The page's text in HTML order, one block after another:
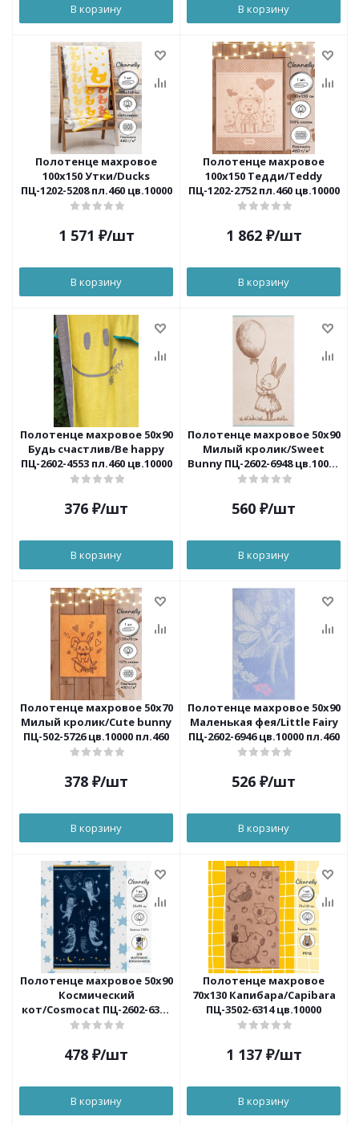
В корзину В корзину
Полотенце махровое
100х150 Утки/Ducks
ПЦ-1202-5208 пл.460 цв.10000
1 571 ₽/шт
В корзину
Полотенце махровое
100x150 Тедди/Teddy
ПЦ-1202-2752 пл.460 цв.10000
1 862₽/шт
В корзину
Полотенце махровое 50x90
Будь счастлив/Be happy
ПЦ-2602-4553 пл.460 цв.10000
376 ₽/шт
В корзину
Полотенце махровое 50x90
Милый кролик/Sweet
Bunny ПЦ-2602-6948 цв.10000
пл.460
560 ₽/шт
В корзину
Полотенце махровое 50х70
Милый кролик/Cute bunny
ПЦ-502-5726 цв.10000 пл.460
378 ₽/шт
В корзину
Полотенце махровое 50х90
Маленькая фея/Little Fairy
ПЦ-2602-6946 цв.10000 пл.460
526 ₽/шт
В корзину
Полотенце махровое 50x90
Космический
кот/Cosmocat ПЦ-2602-6347
пл.460 цв.10000
478 ₽/шт
В корзину
Полотенце махровое
70х130 Капибара/Capibara
ПЦ-3502-6314 цв.10000
1 137₽/шт
В корзину